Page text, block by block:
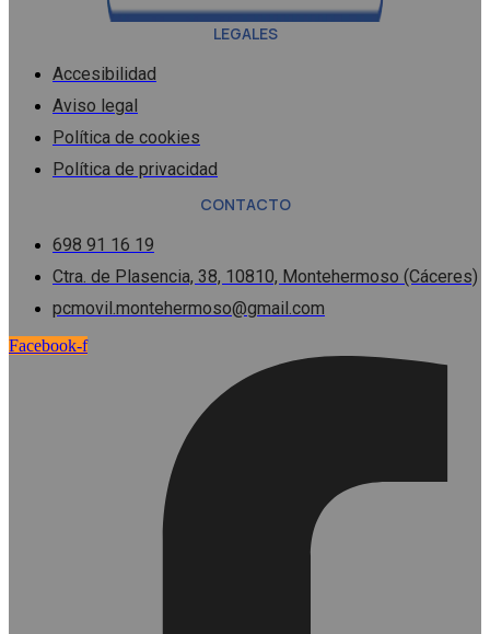
LEGALES
Accesibilidad
Aviso legal
Política de cookies
Política de privacidad
CONTACTO
698 91 16 19
Ctra. de Plasencia, 38, 10810, Montehermoso (Cáceres)
pcmovil.montehermoso@gmail.com
Facebook-f